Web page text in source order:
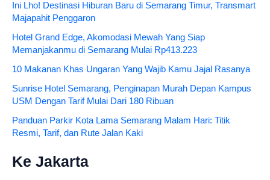
Ini Lho! Destinasi Hiburan Baru di Semarang Timur, Transmart
Majapahit Penggaron
Hotel Grand Edge, Akomodasi Mewah Yang Siap
Memanjakanmu di Semarang Mulai Rp413.223
10 Makanan Khas Ungaran Yang Wajib Kamu Jajal Rasanya
Sunrise Hotel Semarang, Penginapan Murah Depan Kampus
USM Dengan Tarif Mulai Dari 180 Ribuan
Panduan Parkir Kota Lama Semarang Malam Hari: Titik
Resmi, Tarif, dan Rute Jalan Kaki
Ke Jakarta